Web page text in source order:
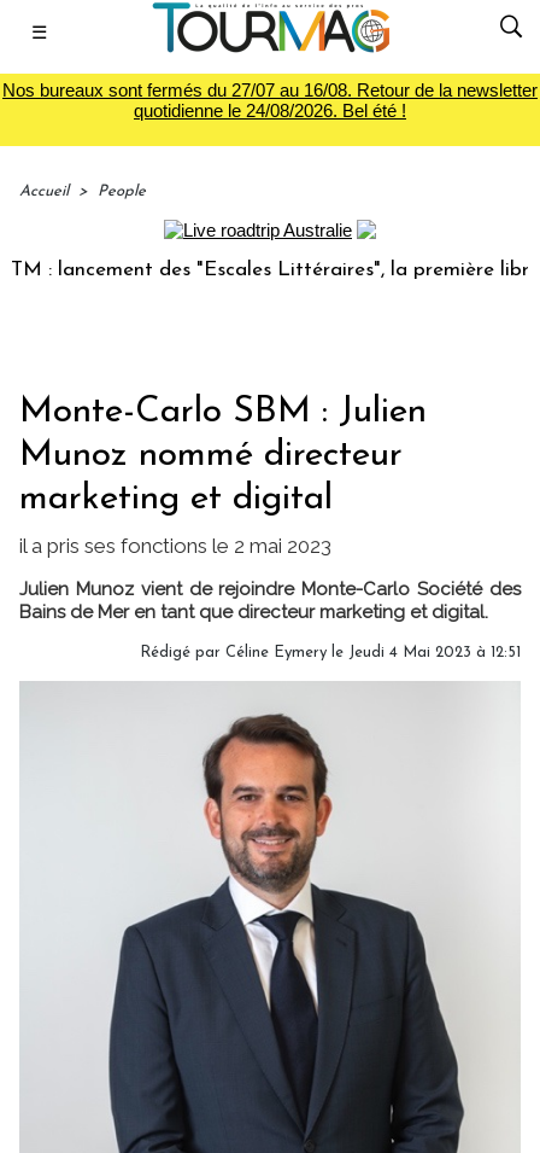
☰
Nos bureaux sont fermés du 27/07 au 16/08. Retour de la newsletter
quotidienne le 24/08/2026. Bel été !
Accueil > People
lancement des "Escales Littéraires", la première librairie
Monte-Carlo SBM : Julien
Munoz nommé directeur
marketing et digital
il a pris ses fonctions le 2 mai 2023
Julien Munoz vient de rejoindre Monte-Carlo Société des
Bains de Mer en tant que directeur marketing et digital.
Rédigé par Céline Eymery le Jeudi 4 Mai 2023 à 12:51